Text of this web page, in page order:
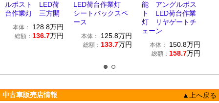
ルポスト LED荷
台作業灯 三方開
本体： 128.8万円
総額： 136.7万円
LED荷台作業灯
シートバックスペ
ース
本体： 125.8万円
総額： 133.7万円
能 アングルポス
ト LED荷台作業
灯 リヤゲートチ
ェーン
本体： 150.8万円
総額： 158.7万円
中古車販売店情報
▲上へ戻る